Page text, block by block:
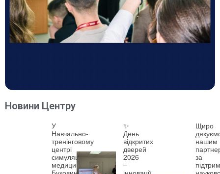
Новини Центру
У
Навчально-
тренінговому
центрі
симуляційної
медицини
✨
День
відкритих
дверей
2026
–
Щиро
нашим
за